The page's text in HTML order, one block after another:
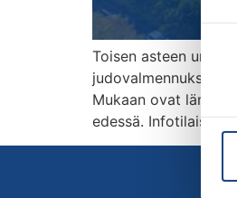
valinta
Toisen asteen
Mukaan ovat
edessä.